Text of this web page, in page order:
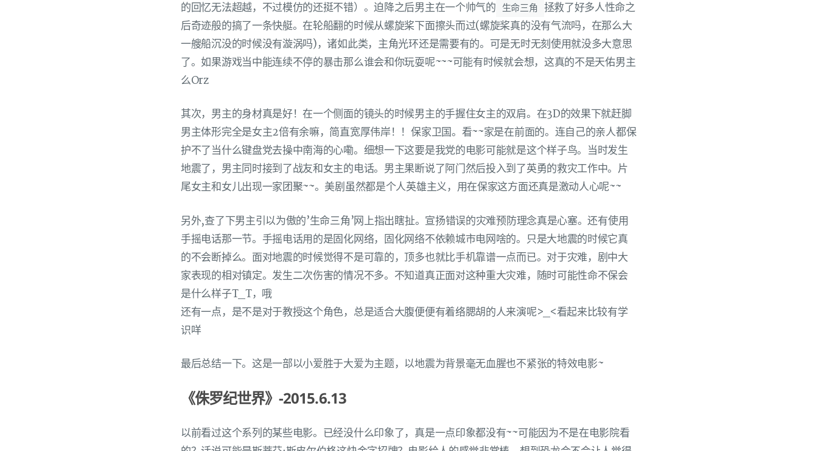
的回忆无法超越，不过模仿的还挺不错）。迫降之后男主在一个帅气的
生命三角
拯救了好多人性命之
后奇迹般的搞了一条快艇。在轮船翻的时候从螺旋桨下面擦头而过(螺旋桨真的没有气流吗，在那么大
一艘船沉没的时候没有漩涡吗)，诸如此类，主角光环还是需要有的。可是无时无刻使用就没多大意思
了。如果游戏当中能连续不停的暴击那么谁会和你玩耍呢~~~可能有时候就会想，这真的不是天佑男主
么Orz
其次，男主的身材真是好！在一个侧面的镜头的时候男主的手握住女主的双肩。在3D的效果下就赶脚
男主体形完全是女主2倍有余嘛，简直宽厚伟岸！！保家卫国。看~~家是在前面的。连自己的亲人都保
护不了当什么键盘党去操中南海的心嘞。细想一下这要是我党的电影可能就是这个样子鸟。当时发生
地震了，男主同时接到了战友和女主的电话。男主果断说了阿门然后投入到了英勇的救灾工作中。片
尾女主和女儿出现一家团聚~~。美剧虽然都是个人英雄主义，用在保家这方面还真是激动人心呢~~
另外,查了下男主引以为傲的’生命三角’网上指出瞎扯。宣扬错误的灾难预防理念真是心塞。还有使用
手摇电话那一节。手摇电话用的是固化网络，固化网络不依赖城市电网啥的。只是大地震的时候它真
的不会断掉么。面对地震的时候觉得不是可靠的，顶多也就比手机靠谱一点而已。对于灾难，剧中大
家表现的相对镇定。发生二次伤害的情况不多。不知道真正面对这种重大灾难，随时可能性命不保会
是什么样子T_T，哦
还有一点，是不是对于教授这个角色，总是适合大腹便便有着络腮胡的人来演呢>_<看起来比较有学
识咩
最后总结一下。这是一部以小爱胜于大爱为主题，以地震为背景毫无血腥也不紧张的特效电影~
《侏罗纪世界》-2015.6.13
以前看过这个系列的某些电影。已经没什么印象了，真是一点印象都没有~~可能因为不是在电影院看